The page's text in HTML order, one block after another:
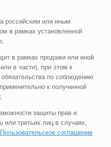
российским или иным
в рамках установленной
в рамках продажи или иной
в части), при этом к
по соблюдению
к полученной
защиты прав и
или третьих лиц в случаях,
Пользовательское соглашение